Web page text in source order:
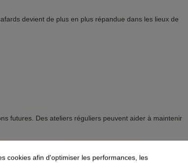
devient de plus en plus répandue dans les lieux de
futures. Des ateliers réguliers peuvent aider à maintenir
cookies afin d'optimiser les performances, les